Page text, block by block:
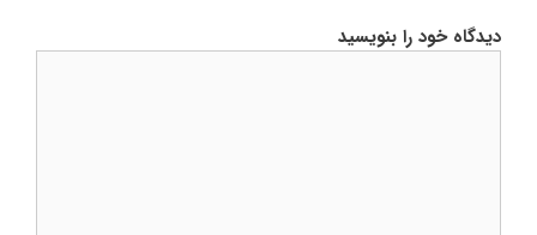
دیدگاه خود را بنویسید